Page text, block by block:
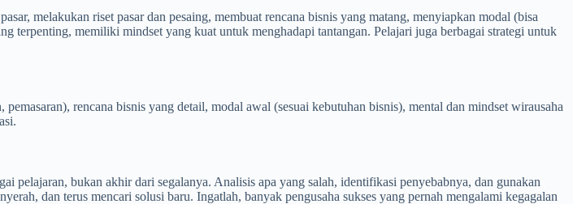
melakukan riset pasar dan pesaing, membuat rencana bisnis yang matang, menyiapkan modal (bisa
terpenting, memiliki mindset yang kuat untuk menghadapi tantangan. Pelajari juga berbagai strategi untuk
rencana bisnis yang detail, modal awal (sesuai kebutuhan bisnis), mental dan mindset wirausaha
pelajaran, bukan akhir dari segalanya. Analisis apa yang salah, identifikasi penyebabnya, dan gunakan
dan terus mencari solusi baru. Ingatlah, banyak pengusaha sukses yang pernah mengalami kegagalan